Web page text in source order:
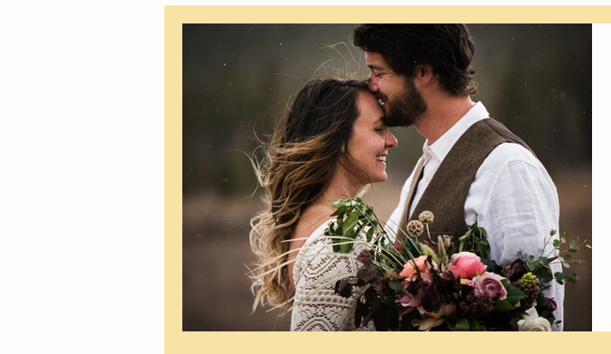
Casamento em Salão Álbum de Casamento
Organização e Planejamento Ensaio de Casal Decoração
Casamento na praia Eventos Lugar Para Dois
Editoriais Pre Wedding Fotografia de
Casamento na Serra Filme de Casamento Destination